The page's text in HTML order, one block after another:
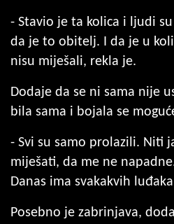
- Stavio je ta kolica i ljudi
da je to obitelj. I da je u
nisu miješali, rekla je.
Dodaje da se ni sama nije
bila sama i bojala se
- Svi su samo prolazili. Niti
miješati, da me ne
Danas ima svakakvih
Posebno je zabrinjava,